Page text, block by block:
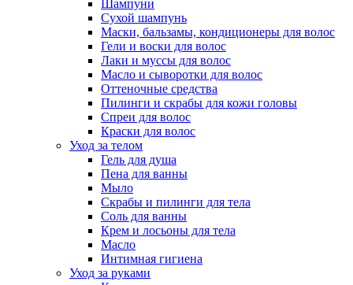
Шампуни
Сухой шампунь
Маски, бальзамы, кондиционеры для волос
Гели и воски для волос
Лаки и муссы для волос
Масло и сыворотки для волос
Оттеночные средства
Пилинги и скрабы для кожи головы
Спреи для волос
Краски для волос
Уход за телом
Гель для душа
Пена для ванны
Мыло
Скрабы и пилинги для тела
Соль для ванны
Крем и лосьоны для тела
Масло
Интимная гигиена
Уход за руками